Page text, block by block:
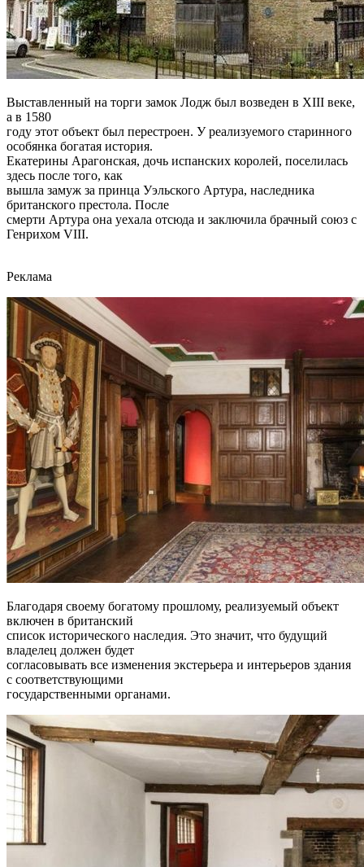
Выставленный на торги замок Лодж был возведен в XIII веке,
а в 1580
году этот объект был перестроен. У реализуемого старинного
особянка богатая история.
Екатерины Арагонская, дочь испанских королей, поселилась
здесь после того, как
вышла замуж за принца Уэльского Артура, наследника
британского престола. После
смерти Артура она уехала отсюда и заключила брачный союз с
Генрихом VIII.
Реклама
Благодаря своему богатому прошлому, реализуемый объект
включен в британский
список исторического наследия. Это значит, что будущий
владелец должен будет
согласовывать все изменения экстерьера и интерьеров здания
с соответствующими
государственными органами.